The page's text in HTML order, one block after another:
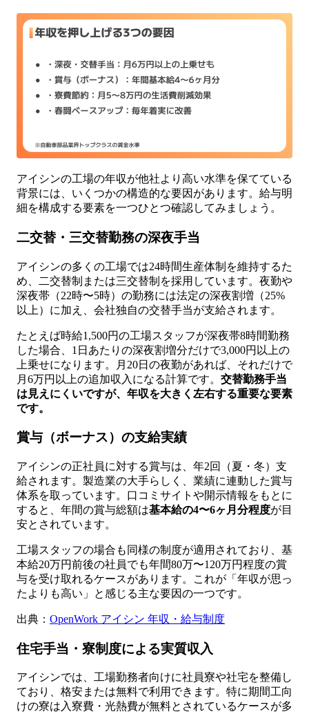
アイシンの工場の年収が他社より高い水準を保てている
背景には、いくつかの構造的な要因があります。給与明
細を構成する要素を一つひとつ確認してみましょう。
二交替・三交替勤務の深夜手当
アイシンの多くの工場では24時間生産体制を維持するた
め、二交替制または三交替制を採用しています。夜勤や
深夜帯（22時〜5時）の勤務には法定の深夜割増（25%
以上）に加え、会社独自の交替手当が支給されます。
たとえば時給1,500円の工場スタッフが深夜帯8時間勤務
した場合、1日あたりの深夜割増分だけで3,000円以上の
上乗せになります。月20日の夜勤があれば、それだけで
月6万円以上の追加収入になる計算です。 交替勤務手当
は見えにくいですが、年収を大きく左右する重要な要素
です。
賞与（ボーナス）の支給実績
アイシンの正社員に対する賞与は、年2回（夏・冬）支
給されます。製造業の大手らしく、業績に連動した賞与
体系を取っています。口コミサイトや開示情報をもとに
すると、年間の賞与総額は基本給の4〜6ヶ月分程度が目
安とされています。
工場スタッフの場合も同様の制度が適用されており、基
本給20万円前後の社員でも年間80万〜120万円程度の賞
与を受け取れるケースがあります。これが「年収が思っ
たよりも高い」と感じる主な要因の一つです。
出典： OpenWork アイシン 年収・給与制度
住宅手当・寮制度による実質収入
アイシンでは、工場勤務者向けに社員寮や社宅を整備し
ており、格安または無料で利用できます。特に期間工向
けの寮は入寮費・光熱費が無料とされているケースが多